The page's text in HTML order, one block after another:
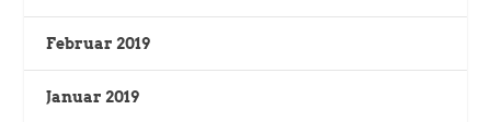
Februar 2019
Januar 2019